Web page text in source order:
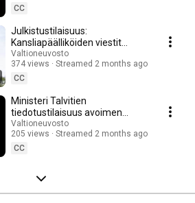
CC
Julkistustilaisuus:
Kansliapäälliköiden viestit
hallitusvaihdokseen
Valtioneuvosto
374 views
Streamed 2 months ago
CC
Ministeri Talvitien
tiedotustilaisuus avoimen
korkeakoulutuksen
opintosetelikokeilusta 21.5.
Valtioneuvosto
205 views
Streamed 2 months ago
CC